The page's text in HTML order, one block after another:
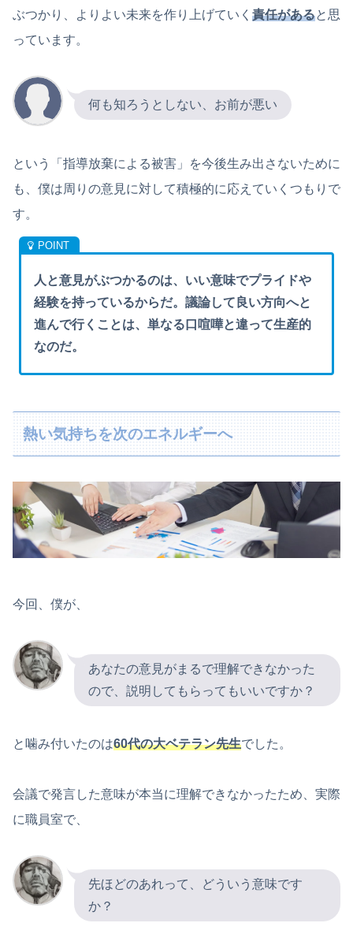
ぶつかり、よりよい未来を作り上げていく 責任があると思
っています。
何も知ろうとしない、お前が悪い
という「指導放棄による被害」を今後生み出さないために
も、僕は周りの意見に対して積極的に応えていくつもりで
す。
人と意見がぶつかるのは、いい意味でプライドや
経験を持っているからだ。議論して良い方向へと
進んで行くことは、単なる口喧嘩と違って生産的
なのだ。
熱い気持ちを次のエネルギーへ
今回、僕が、
あなたの意見がまるで理解できなかった
ので、説明してもらってもいいですか？
と噛み付いたのは60代の大ベテラン先生でした。
会議で発言した意味が本当に理解できなかったため、実際
に職員室で、
先ほどのあれって、どういう意味です
か？